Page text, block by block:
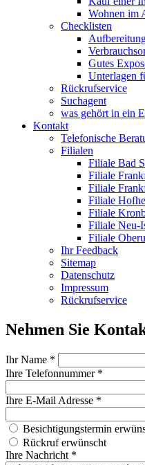
Wohnen im
Checklisten
Gutes
Unterlagen
Rückrufservice
Suchagent
was gehört in ein
Kontakt
Telefonische
Filialen
Filiale Bad
Filiale
Filiale
Filiale
Filiale
Filiale Neu-
Filiale
Ihr Feedback
Sitemap
Datenschutz
Impressum
Rückrufservice
Nehmen Sie
Ihr Name *
Ihre Telefonnummer *
Ihre E-Mail Adresse *
Besichtigungstermin
Besichtigungstermin
Rückruf
Rückruf erwünscht
Ihre Nachricht *